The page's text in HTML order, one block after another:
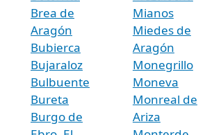
Brea de
Aragón
Bubierca
Bujaraloz
Bulbuente
Bureta
Burgo de
Mianos
Miedes de
Aragón
Monegrillo
Moneva
Monreal de
Ariza